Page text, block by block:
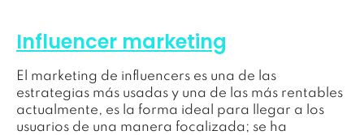
Influencer marketing
El marketing de influencers es una de las
estrategias más usadas y una de las más rentables
actualmente, es la forma ideal para llegar a los
usuarios de una manera focalizada; se ha